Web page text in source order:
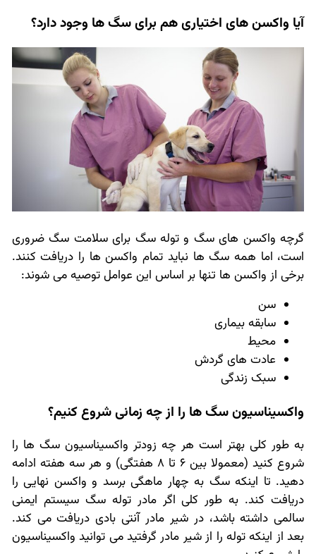
آیا واکسن های اختیاری هم برای سگ ها وجود دارد؟
گرچه واکسن های سگ و توله سگ برای سلامت سگ ضروری
است، اما همه سگ ها نباید تمام واکسن ها را دریافت کنند.
برخی از واکسن ها تنها بر اساس این عوامل توصیه می شوند:
سن
سابقه بیماری
محیط
عادت های گردش
سبک زندگی
واکسیناسیون سگ ها را از چه زمانی شروع کنیم؟
به طور کلی بهتر است هر چه زودتر واکسیناسیون سگ ها را
شروع کنید (معمولا بین 6 تا 8 هفتگی) و هر سه هفته ادامه
دهید. تا اینکه سگ به چهار ماهگی برسد و واکسن نهایی را
دریافت کند. به طور کلی اگر مادر توله سگ سیستم ایمنی
سالمی داشته باشد، در شیر مادر آنتی بادی دریافت می کند.
بعد از اینکه توله را از شیر مادر گرفتید می توانید واکسیناسیون